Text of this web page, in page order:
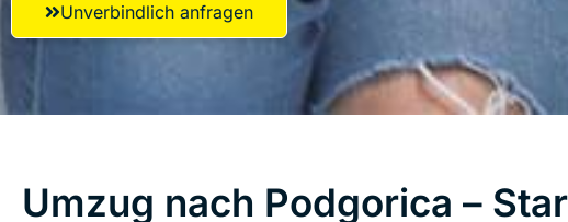
Unverbindlich anfragen
Umzug nach Podgorica –